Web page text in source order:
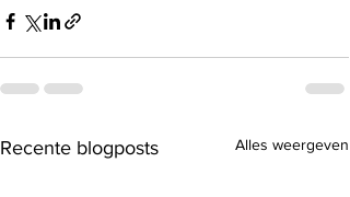
Recente blogposts Alles weergeven